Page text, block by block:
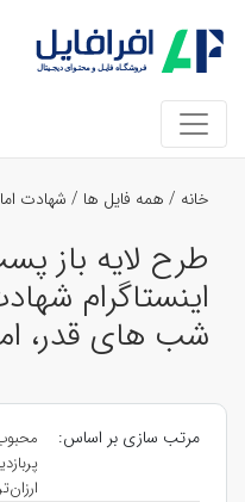
خانه / همه فایل ها / شهادت
طرح لایه باز
اینستاگرام
شب های قدر،
مرتب سازی بر اساس: